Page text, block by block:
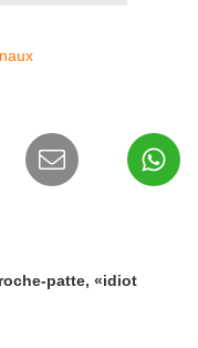
patte, «idiot